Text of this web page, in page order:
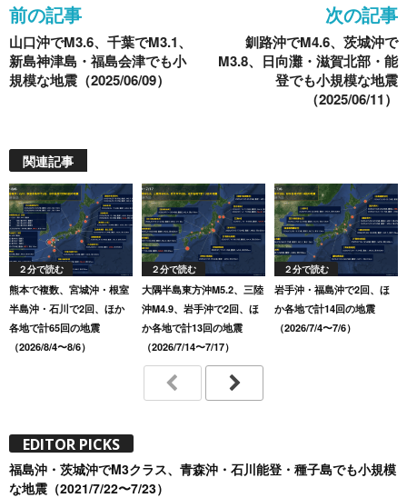
o
k
前の記事
山口沖でM3.6、千葉でM3.1、
新島神津島・福島会津でも小
規模な地震（2025/06/09）
次の記事
釧路沖でM4.6、茨城沖で
M3.8、日向灘・滋賀北部・能
登でも小規模な地震
（2025/06/11）
関連記事
２分で読む
熊本で複数、宮城沖・根室
半島沖・石川で2回、ほか
各地で計65回の地震
（2026/8/4〜8/6）
２分で読む
大隅半島東方沖M5.2、三陸
沖M4.9、岩手沖で2回、ほ
か各地で計13回の地震
（2026/7/14〜7/17）
２分で読む
岩手沖・福島沖で2回、ほ
か各地で計14回の地震
（2026/7/4〜7/6）
EDITOR PICKS
福島沖・茨城沖でM3クラス、青森沖・石川能登・種子島でも小規模
な地震（2021/7/22〜7/23）